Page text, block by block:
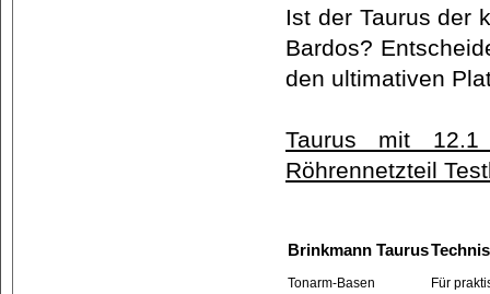
Ist der Taurus der
Bardos?
den ultimativen
Taurus mit
Röhrennetzteil
Brinkmann Taurus
Tonarm-Basen
Für